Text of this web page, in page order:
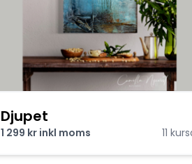
Djupet
1 299 kr inkl moms 11